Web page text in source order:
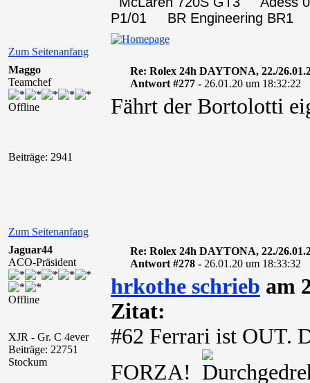
Zum Seitenanfang
P1/01 BR Engineering BR1
Maggo
Teamchef
Offline
Beiträge: 2941
Re: Rolex 24h DAYTONA, 22./
Antwort #277 - 26.01.20 um 18:32:22
Fährt der Bortolotti
Zum Seitenanfang
Jaguar44
ACO-Präsident
Offline
XJR - Gr. C 4ever
Beiträge: 22751
Stockum
Re: Rolex 24h DAYTONA, 22./
Antwort #278 - 26.01.20 um 18:33:32
hrkothe schrieb am
Zitat:
#62 Ferrari ist OUT.
FORZA!